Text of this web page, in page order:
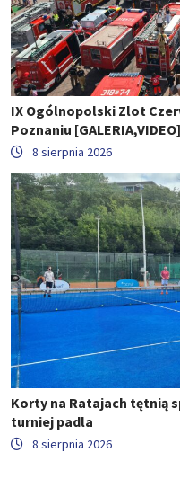
IX Ogólnopolski Zlot
Poznaniu [GALERIA,VIDEO]
8 sierpnia 2026
Korty na Ratajach tętnią
turniej padla
8 sierpnia 2026